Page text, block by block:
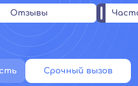
Отзывы
Срочный вызов